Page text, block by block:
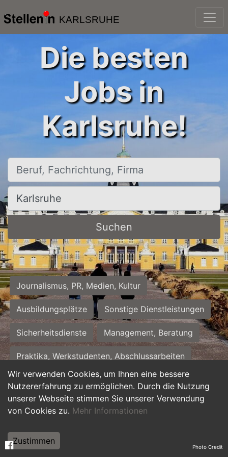
KARLSRUHE
Wir verwenden Cookies, um Ihnen eine bessere
Nutzererfahrung zu ermöglichen. Durch die Nutzung
unserer Webseite stimmen Sie unserer Verwendung
von Cookies zu. Mehr Informationen
Zustimmen
Die besten
Jobs in
Karlsruhe!
Beruf, Fachrichtung, Firma
Ort, Stadt
Suchen
Journalismus, PR, Medien, Kultur
Ausbildungsplätze Sonstige Dienstleistungen
Sicherheitsdienste Management, Beratung
Praktika, Werkstudenten, Abschlussarbeiten
Personalwesen Assistenz, Sekretariat
Hilfskräfte, Aushilfs- und Nebenjobs
Weiterbildung, Studium, duale Ausbildung Photo Credit